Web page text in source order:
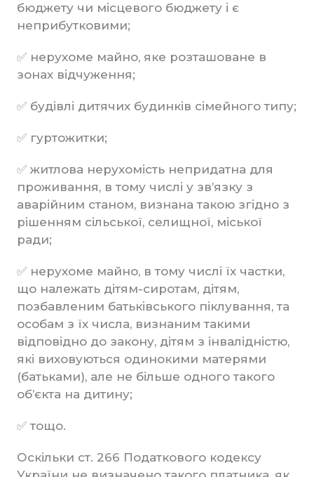
бюджету чи місцевого бюджету і є
неприбутковими;
✅ нерухоме майно, яке розташоване в
зонах відчуження;
✅ будівлі дитячих будинків сімейного типу;
✅ гуртожитки;
✅ житлова нерухомість непридатна для
проживання, в тому числі у зв’язку з
аварійним станом, визнана такою згідно з
рішенням сільської, селищної, міської
ради;
✅ нерухоме майно, в тому числі їх частки,
що належать дітям-сиротам, дітям,
позбавленим батьківського піклування, та
особам з їх числа, визнаним такими
відповідно до закону, дітям з інвалідністю,
які виховуються одинокими матерями
(батьками), але не більше одного такого
об’єкта на дитину;
✅ тощо.
Оскільки ст. 266 Податкового кодексу